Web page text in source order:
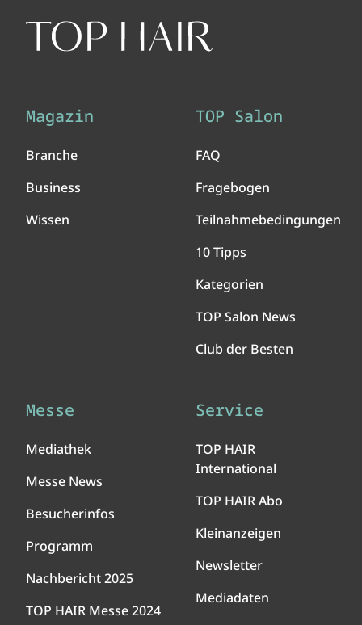
Magazin
Branche
Business
Wissen
TOP Salon
FAQ
Fragebogen
Teilnahmebedingungen
10 Tipps
Kategorien
TOP Salon News
Club der Besten
Messe
Mediathek
Messe News
Besucherinfos
Programm
Nachbericht 2025
TOP HAIR Messe 2024
Service
TOP HAIR
International
TOP HAIR Abo
Kleinanzeigen
Newsletter
Mediadaten